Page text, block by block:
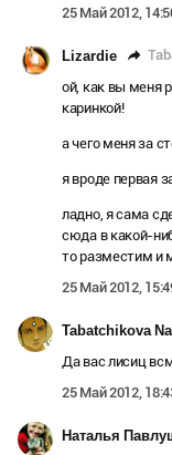
25 Май 2012,
Lizardie
ой, как вы меня
каринкой!
а чего меня за
я вроде первая
ладно, я сама
сюда в какой-
то разместим и
25 Май 2012,
Tabatchikova
Да вас лисиц
25 Май 2012,
Наталья